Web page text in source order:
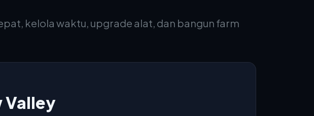
kelola waktu, upgrade alat, dan bangun farm
Valley